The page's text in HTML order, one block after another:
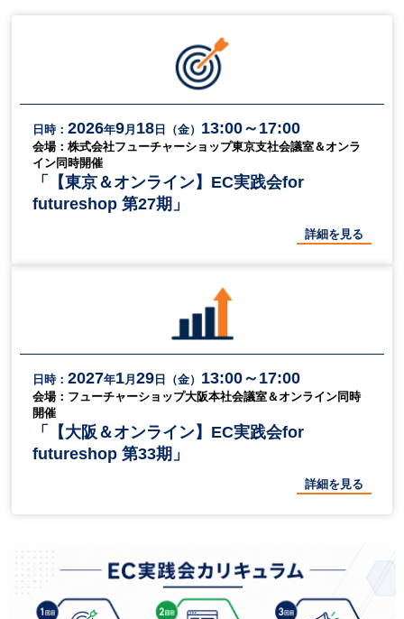
日時： 2026年9月 18日（金） 13:00～17:00
会場：株式会社フューチャーショップ東京支社会議室＆オンラ
イン同時開催
「【東京＆オンライン】EC実践会for
futureshop 第27期」
詳細を見る
日時： 2027年1月29日（金） 13:00～17:00
会場：フューチャーショップ大阪本社会議室＆オンライン同時
開催
「【大阪＆オンライン】EC実践会for
futureshop 第33期」
詳細を見る